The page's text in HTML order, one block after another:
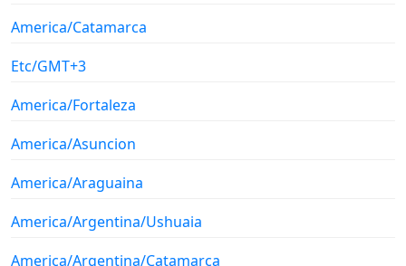
America/Catamarca
Etc/GMT+3
America/Fortaleza
America/Asuncion
America/Araguaina
America/Argentina/Ushuaia
America/Argentina/Catamarca